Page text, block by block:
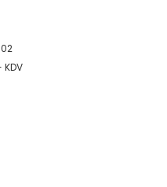
KDV